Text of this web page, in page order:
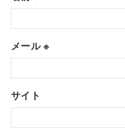
メール※
サイト